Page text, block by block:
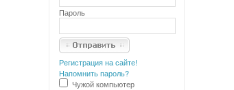
Пароль
Регистрация на сайте!
Напомнить пароль?
Чужой компьютер